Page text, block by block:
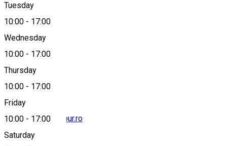
Tuesday
10:00 - 17:00
Wednesday
10:00 - 17:00
Thursday
10:00 - 17:00
Friday
10:00 - 17:00
Saturday
Map
office@kristianatour.ro